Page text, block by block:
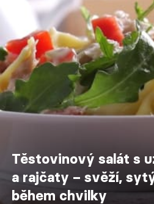
Těstovinový salát s
a rajčaty – svěží,
během chvilky